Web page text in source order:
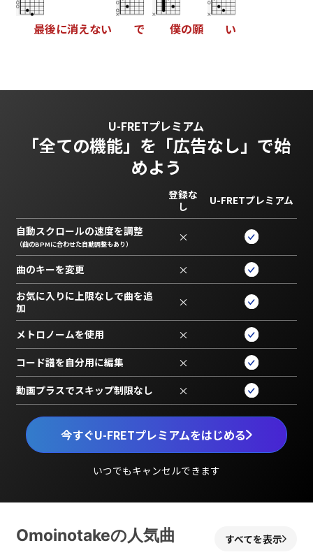
最後に消えない で 僕の願 い
U-FRETプレミアム
「全ての機能」を 「広告なし」で始
めよう
今すぐU-FRETプレミアムをはじめる
いつでもキャンセルできます
登録な
し
U-FRETプレミアム
自動スクロールの速度を調整
（曲のBPMに合わせた自動調整もあり） ×
曲のキーを変更 ×
お気に入りに上限なしで曲を追
加
×
メトロノームを使用 ×
コード譜を自分用に編集 ×
動画プラスでスキップ制限なし ×
Omoinotakeの人気曲 すべてを表示